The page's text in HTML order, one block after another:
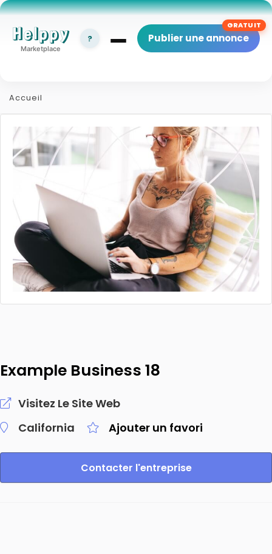
Helppy
Marketplace
? Publier une annonce
Accueil
Example Business 18
Visitez Le Site Web
California
Ajouter un favori
Contacter l'entreprise